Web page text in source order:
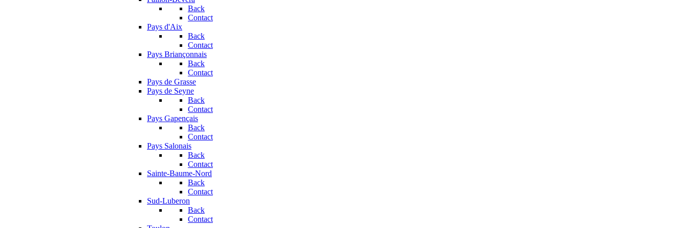
Back
Contact
Pays d'Aix
Back
Contact
Pays Briançonnais
Back
Contact
Pays de Grasse
Pays de Seyne
Back
Contact
Pays Gapençais
Back
Contact
Pays Salonais
Back
Contact
Sainte-Baume-Nord
Back
Contact
Sud-Luberon
Back
Contact